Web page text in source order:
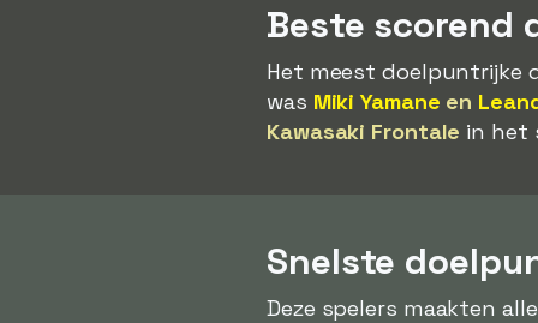
Beste scorend
Het meest doelpuntrijke
was Miki Yamane en
Kawasaki Frontale in het
Snelste
Deze spelers maakten